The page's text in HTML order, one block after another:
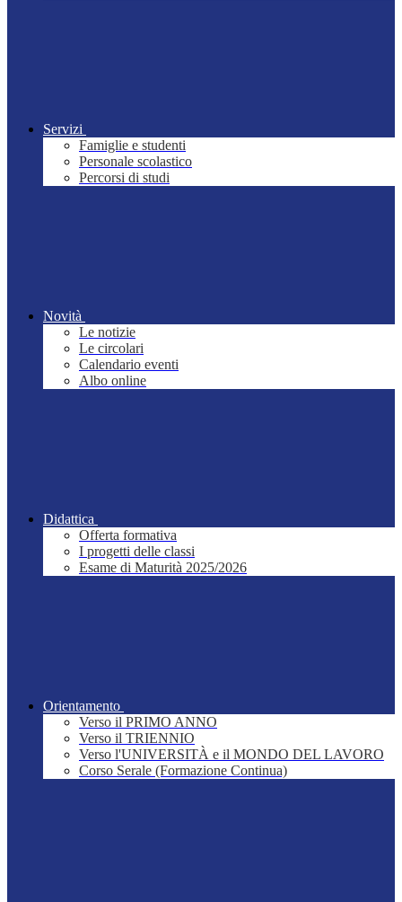
Servizi
Famiglie e studenti
Personale scolastico
Percorsi di studi
Novità
Le notizie
Le circolari
Calendario eventi
Albo online
Didattica
Offerta formativa
I progetti delle classi
Esame di Maturità 2025/2026
Orientamento
Verso il PRIMO ANNO
Verso il TRIENNIO
Verso l'UNIVERSITÀ e il MONDO DEL LAVORO
Corso Serale (Formazione Continua)